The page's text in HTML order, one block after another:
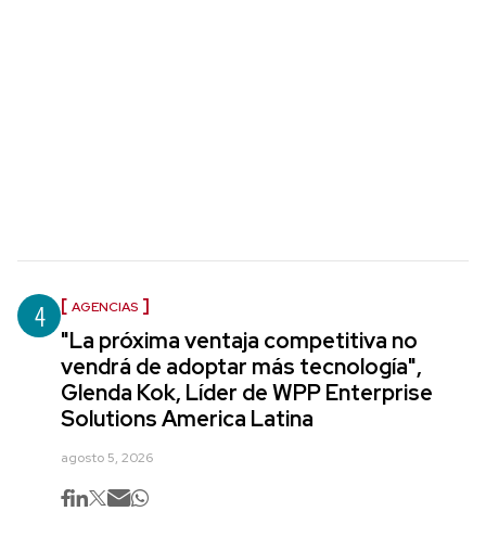
4 AGENCIAS
"La próxima ventaja competitiva no
vendrá de adoptar más tecnología",
Glenda Kok, Líder de WPP Enterprise
Solutions America Latina
agosto 5, 2026